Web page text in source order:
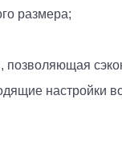
размера;
позволяющая
настройки